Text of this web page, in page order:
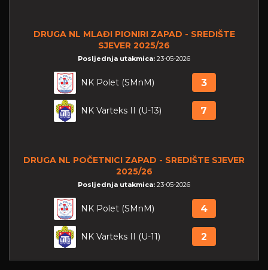
DRUGA NL MLAĐI PIONIRI ZAPAD - SREDIŠTE
SJEVER 2025/26
Posljednja utakmica: 23-05-2026
NK Polet (SMnM) 3
NK Varteks II (U-13) 7
DRUGA NL POČETNICI ZAPAD - SREDIŠTE SJEVER
2025/26
Posljednja utakmica: 23-05-2026
NK Polet (SMnM) 4
NK Varteks II (U-11) 2